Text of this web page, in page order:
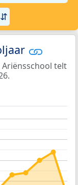
Ariënsschool telt